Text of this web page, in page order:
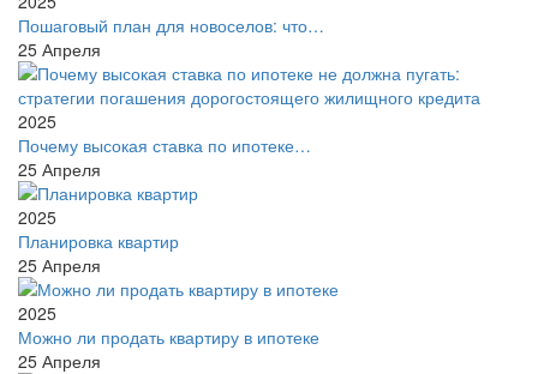
Пошаговый план для новоселов: что…
25 Апреля
2025
Почему высокая ставка по ипотеке…
25 Апреля
2025
Планировка квартир
25 Апреля
2025
Можно ли продать квартиру в ипотеке
25 Апреля